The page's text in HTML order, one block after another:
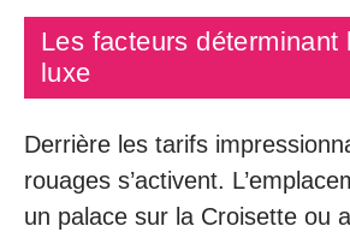
Les facteurs déterminant
luxe
Derrière les tarifs
rouages s’activent.
un palace sur la Croisette ou